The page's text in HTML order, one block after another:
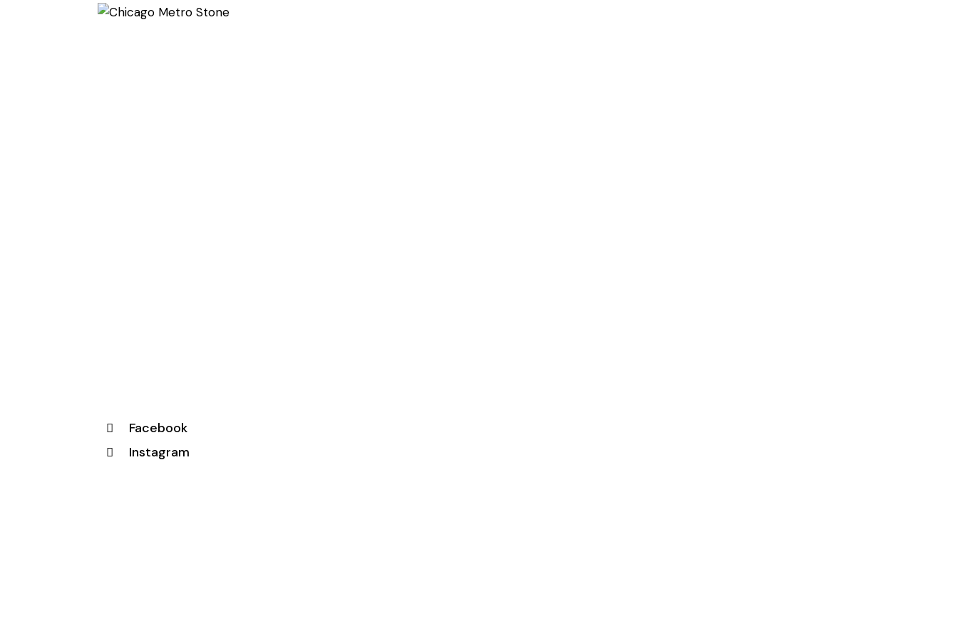
Facebook
Instagram